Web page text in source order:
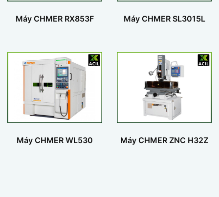
Máy CHMER RX853F Máy CHMER SL3015L
Máy CHMER WL530 Máy CHMER ZNC H32Z